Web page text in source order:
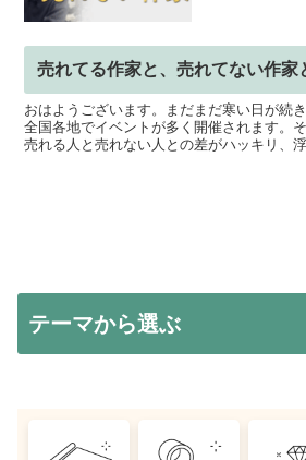
売れてる作家と、売れてない作家
おはようございます。まだまだ寒い日が続
全国各地でイベントが多く開催されます。
売れる人と売れない人との差がハッキリ、
テーマから選ぶ